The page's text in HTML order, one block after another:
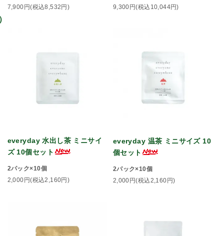
7,900円(税込8,532円) 9,300円(税込10,044円)
everyday 水出し茶 ミニサイ
ズ 10個セット
2パック×10個
2,000円(税込2,160円)
everyday 温茶 ミニサイズ 10
個セット
2パック×10個
2,000円(税込2,160円)